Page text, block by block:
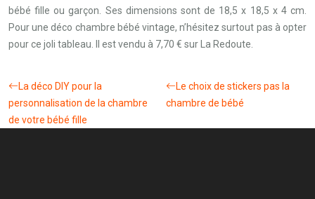
bébé fille ou garçon. Ses dimensions sont de 18,5 x 18,5 x 4 cm.
Pour une déco chambre bébé vintage, n’hésitez surtout pas à opter
pour ce joli tableau. Il est vendu à 7,70 € sur La Redoute.
La déco DIY pour la
personnalisation de la chambre
de votre bébé fille
Le choix de stickers pas la
chambre de bébé